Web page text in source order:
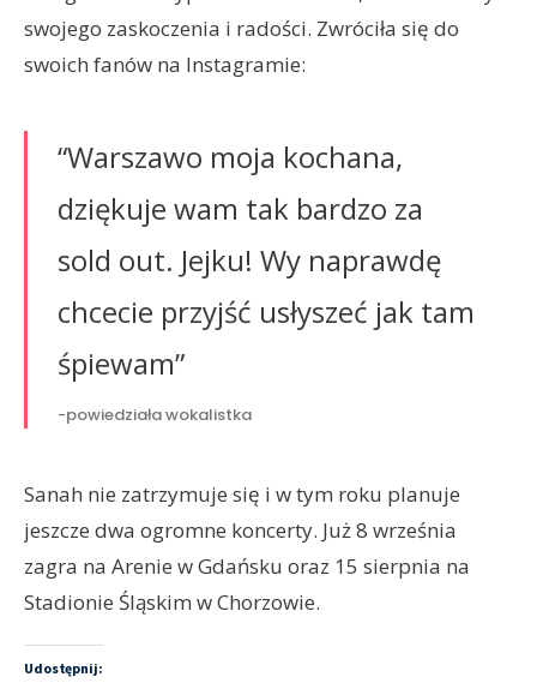
swojego zaskoczenia i radości. Zwróciła się do
swoich fanów na Instagramie:
“Warszawo moja kochana,
dziękuje wam tak bardzo za
sold out. Jejku! Wy naprawdę
chcecie przyjść usłyszeć jak tam
śpiewam”
-powiedziała wokalistka
Sanah nie zatrzymuje się i w tym roku planuje
jeszcze dwa ogromne koncerty. Już 8 września
zagra na Arenie w Gdańsku oraz 15 sierpnia na
Stadionie Śląskim w Chorzowie.
Udostępnij: